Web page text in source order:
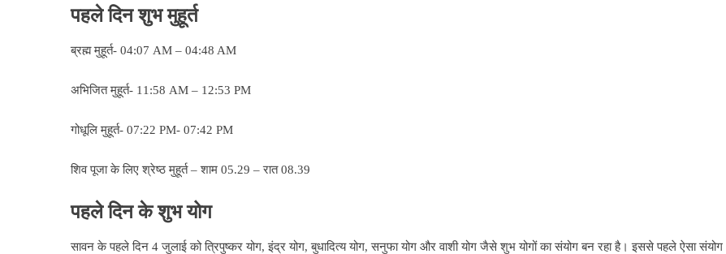
पहले दिन शुभ मुहूर्त
ब्रह्म मुहूर्त- 04:07 AM – 04:48 AM
अभिजित मुहूर्त- 11:58 AM – 12:53 PM
गोधूलि मुहूर्त- 07:22 PM- 07:42 PM
शिव पूजा के लिए श्रेष्ठ मुहूर्त – शाम 05.29 – रात 08.39
पहले दिन के शुभ योग
सावन के पहले दिन 4 जुलाई को त्रिपुष्कर योग, इंद्र योग, बुधादित्य योग, सनुफा योग और वाशी योग जैसे शुभ योगों का संयोग बन रहा है। इससे पहले ऐसा संयोग